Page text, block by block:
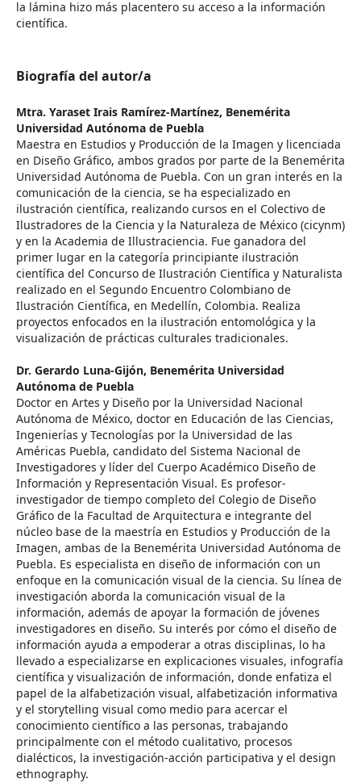
la lámina hizo más placentero su acceso a la información
científica.
Biografía del autor/a
Mtra. Yaraset Irais Ramírez-Martínez, Benemérita
Universidad Autónoma de Puebla
Maestra en Estudios y Producción de la Imagen y licenciada
en Diseño Gráfico, ambos grados por parte de la Benemérita
Universidad Autónoma de Puebla. Con un gran interés en la
comunicación de la ciencia, se ha especializado en
ilustración científica, realizando cursos en el Colectivo de
Ilustradores de la Ciencia y la Naturaleza de México (cicynm)
y en la Academia de Illustraciencia. Fue ganadora del
primer lugar en la categoría principiante ilustración
científica del Concurso de Ilustración Científica y Naturalista
realizado en el Segundo Encuentro Colombiano de
Ilustración Científica, en Medellín, Colombia. Realiza
proyectos enfocados en la ilustración entomológica y la
visualización de prácticas culturales tradicionales.
Dr. Gerardo Luna-Gijón, Benemérita Universidad
Autónoma de Puebla
Doctor en Artes y Diseño por la Universidad Nacional
Autónoma de México, doctor en Educación de las Ciencias,
Ingenierías y Tecnologías por la Universidad de las
Américas Puebla, candidato del Sistema Nacional de
Investigadores y líder del Cuerpo Académico Diseño de
Información y Representación Visual. Es profesor-
investigador de tiempo completo del Colegio de Diseño
Gráfico de la Facultad de Arquitectura e integrante del
núcleo base de la maestría en Estudios y Producción de la
Imagen, ambas de la Benemérita Universidad Autónoma de
Puebla. Es especialista en diseño de información con un
enfoque en la comunicación visual de la ciencia. Su línea de
investigación aborda la comunicación visual de la
información, además de apoyar la formación de jóvenes
investigadores en diseño. Su interés por cómo el diseño de
información ayuda a empoderar a otras disciplinas, lo ha
llevado a especializarse en explicaciones visuales, infografía
científica y visualización de información, donde enfatiza el
papel de la alfabetización visual, alfabetización informativa
y el storytelling visual como medio para acercar el
conocimiento científico a las personas, trabajando
principalmente con el método cualitativo, procesos
dialécticos, la investigación-acción participativa y el design
ethnography.